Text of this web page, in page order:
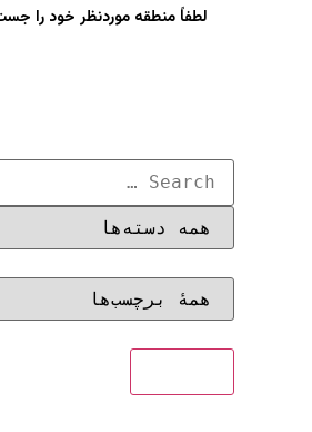
لطفاً منطقه موردنظر خود را